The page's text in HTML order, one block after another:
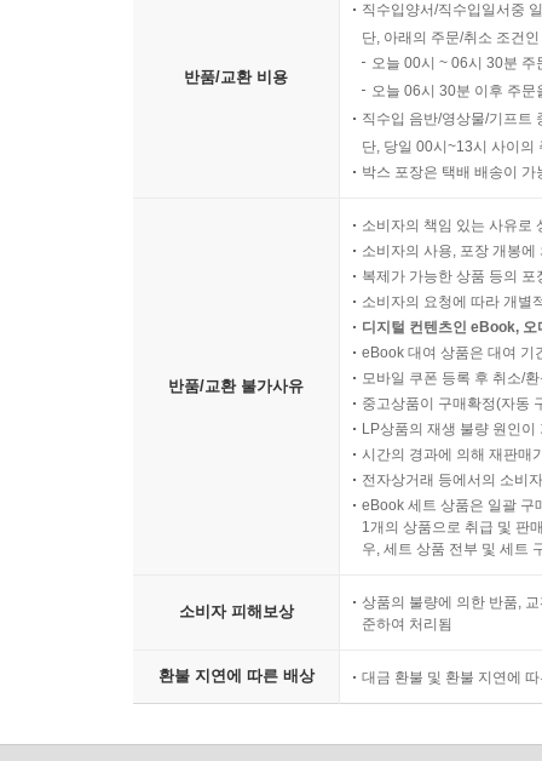
반품/교환 비용
직수입양서/직수입일서중
단, 아래의 주문/취소 조건
오늘 00시 ~ 06시 30분
오늘 06시 30분 이후 주
직수입 음반/영상물/기프트
단, 당일 00시~13시 사이의
박스 포장은 택배 배송이
반품/교환 불가사유
소비자의 책임 있는 사유로
소비자의 사용, 포장 개봉
복제가 가능한 상품 등의
소비자의 요청에 따라 개별
디지털 컨텐츠인 eBook,
eBook 대여 상품은 대여 기
모바일 쿠폰 등록 후 취소/
중고상품이 구매확정(자동
LP상품의 재생 불량 원인
시간의 경과에 의해 재판매
전자상거래 등에서의 소비
eBook 세트 상품은 일괄 구
1개의 상품으로 취급 및 판
우, 세트 상품 전부 및 세트
소비자 피해보상
상품의 불량에 의한 반품,
준하여 처리됨
환불 지연에 따른 배상 대금 환불 및 환불 지연에